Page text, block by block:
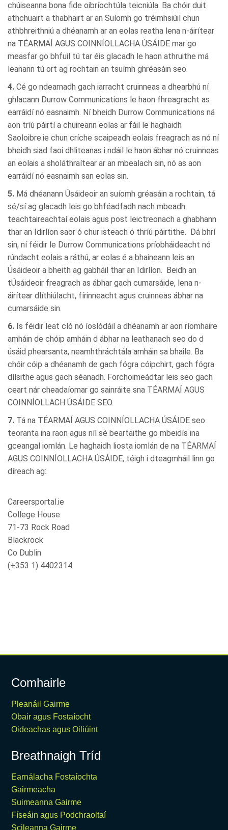
chúiseanna bona fide oibríochtúla teicniúla. Ba chóir duit
athchuairt a thabhairt ar an Suíomh go tréimhsiúil chun
athbhreithniú a dhéanamh ar an eolas reatha lena n-áirítear
na TÉARMAÍ AGUS COINNÍOLLACHA ÚSÁIDE mar go
measfar go bhfuil tú tar éis glacadh le haon athruithe má
leanann tú ort ag rochtain an tsuímh ghréasáin seo.
4. Cé go ndearnadh gach iarracht cruinneas a dhearbhú ní
ghlacann Durrow Communications le haon fhreagracht as
earráidí nó easnaimh. Ní bheidh Durrow Communications ná
aon tríú páirtí a chuireann eolas ar fáil le haghaidh
Saoloibre.ie chun críche scaipeadh eolais freagrach as nó ní
bheidh siad faoi dhliteanas i ndáil le haon ábhar nó cruinneas
an eolais a sholáthraítear ar an mbealach sin, nó as aon
earráidí nó easnaimh san eolas sin.
5. Má dhéanann Úsáideoir an suíomh gréasáin a rochtain, tá
sé/sí ag glacadh leis go bhféadfadh nach mbeadh
teachtaireachtaí eolais agus post leictreonach a ghabhann
thar an Idirlíon saor ó chur isteach ó thríú páirtithe. Dá bhrí
sin, ní féidir le Durrow Communications príobháideacht nó
rúndacht eolais a ráthú, ar eolas é a bhaineann leis an
Úsáideoir a bheith ag gabháil thar an Idirlíon. Beidh an
tÚsáideoir freagrach as ábhar gach cumarsáide, lena n-
áirítear dlíthiúlacht, fírinneacht agus cruinneas ábhar na
cumarsáide sin.
6. Is féidir leat cló nó íoslódáil a dhéanamh ar aon ríomhaire
amháin de chóip amháin d ábhar na leathanach seo do d
úsáid phearsanta, neamhthráchtála amháin sa bhaile. Ba
chóir cóip a dhéanamh de gach fógra cóipchirt, gach fógra
dílsithe agus gach séanadh. Forchoimeádtar leis seo gach
ceart nár cheadaíomar go sainráite sna TÉARMAÍ AGUS
COINNÍOLLACH ÚSÁIDE SEO.
7. Tá na TÉARMAÍ AGUS COINNÍOLLACHA ÚSÁIDE seo
teoranta ina raon agus níl sé beartaithe go mbeidís ina
gceangal iomlán. Le haghaidh liosta iomlán de na TÉARMAÍ
AGUS COINNÍOLLACHA ÚSÁIDE, téigh i dteagmháil linn go
díreach ag:
Careersportal.ie
College House
71-73 Rock Road
Blackrock
Co Dublin
(+353 1) 4402314
Comhairle
Pleanáil Gairme
Obair agus Fostaíocht
Oideachas agus Oiliúint
Breathnaigh Tríd
Earnálacha Fostaíochta
Gairmeacha
Suimeanna Gairme
Físeáin agus Podchraoltaí
Scileanna Gairme